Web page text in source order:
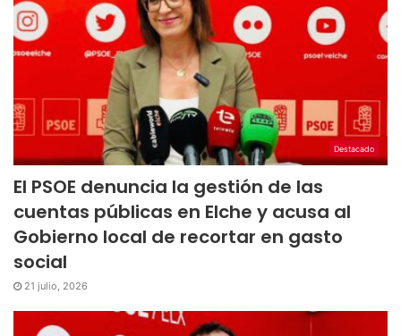
Destacado
El PSOE denuncia la gestión de las
cuentas públicas en Elche y acusa al
Gobierno local de recortar en gasto
social
21 julio, 2026